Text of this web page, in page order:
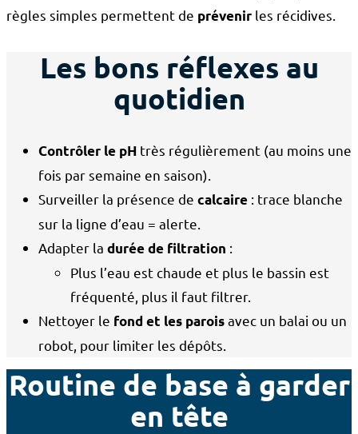
règles simples permettent de prévenir les récidives.
Les bons réflexes au
quotidien
Contrôler le pH très régulièrement (au moins une
fois par semaine en saison).
Surveiller la présence de calcaire : trace blanche
sur la ligne d’eau = alerte.
Adapter la durée de filtration :
Plus l’eau est chaude et plus le bassin est
fréquenté, plus il faut filtrer.
Nettoyer le fond et les paroisavec un balai ou un
robot, pour limiter les dépôts.
Routine de base à garder
en tête